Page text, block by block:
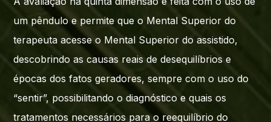
um pêndulo e permite que o Mental Superior do
terapeuta acesse o Mental Superior do assistido,
descobrindo as causas reais de desequilíbrios e
épocas dos fatos geradores, sempre com o uso do
“sentir”, possibilitando o diagnóstico e quais os
tratamentos necessários para o reequilíbrio do